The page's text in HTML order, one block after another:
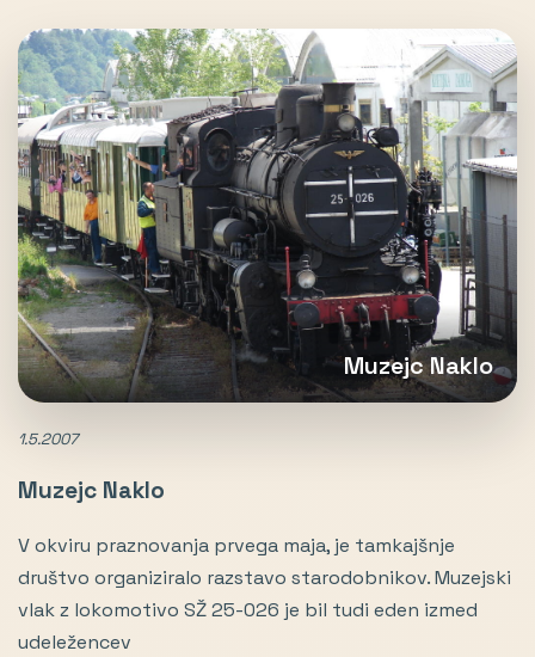
Muzejc Naklo
1.5.2007
Muzejc Naklo
V okviru praznovanja prvega maja, je tamkajšnje
društvo organiziralo razstavo starodobnikov. Muzejski
vlak z lokomotivo SŽ 25-026 je bil tudi eden izmed
udeležencev